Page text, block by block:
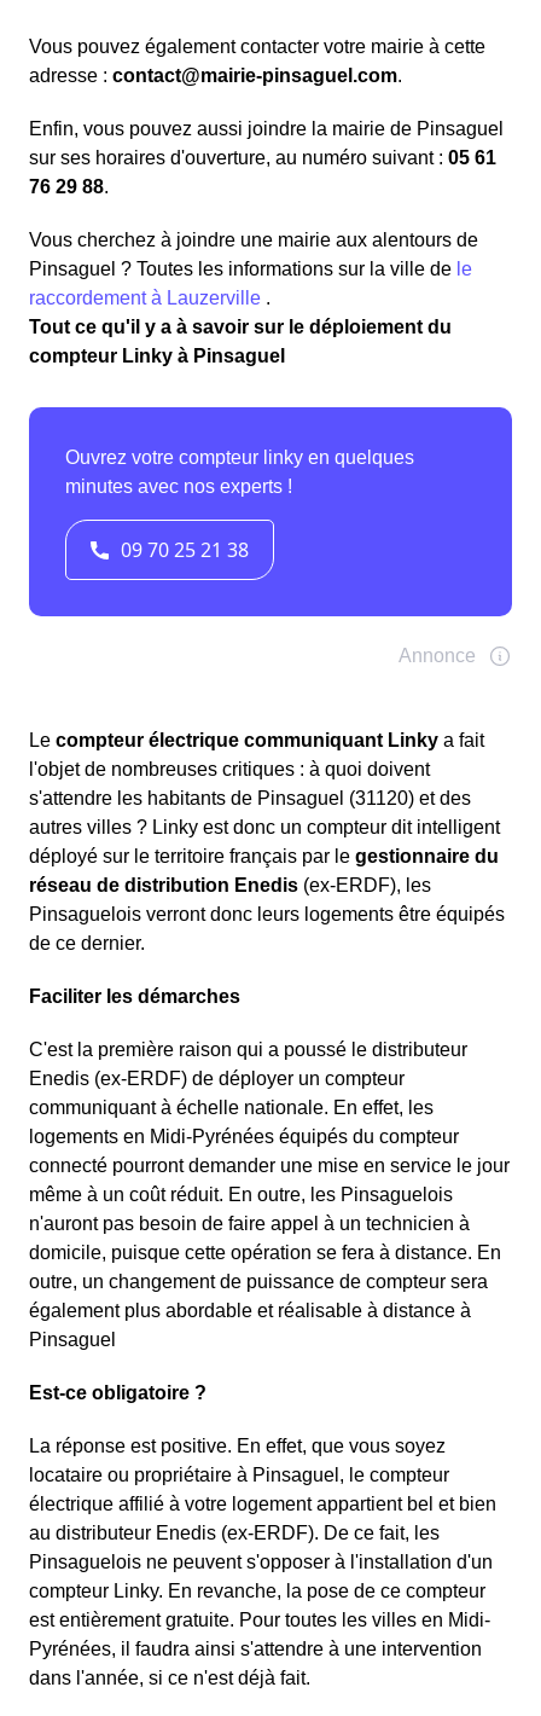
Vous pouvez également contacter votre mairie à cette
adresse : contact@mairie-pinsaguel.com.
Enfin, vous pouvez aussi joindre la mairie de Pinsaguel
sur ses horaires d'ouverture, au numéro suivant : 05 61
76 29 88.
Vous cherchez à joindre une mairie aux alentours de
Pinsaguel ? Toutes les informations sur la ville de le
raccordement à Lauzerville .
Tout ce qu'il y a à savoir sur le déploiement du
compteur Linky à Pinsaguel
Le compteur électrique communiquant Linky a fait
l'objet de nombreuses critiques : à quoi doivent
s'attendre les habitants de Pinsaguel (31120) et des
autres villes ? Linky est donc un compteur dit intelligent
déployé sur le territoire français par le gestionnaire du
réseau de distribution Enedis (ex-ERDF), les
Pinsaguelois verront donc leurs logements être équipés
de ce dernier.
Faciliter les démarches
C'est la première raison qui a poussé le distributeur
Enedis (ex-ERDF) de déployer un compteur
communiquant à échelle nationale. En effet, les
logements en Midi-Pyrénées équipés du compteur
connecté pourront demander une mise en service le jour
même à un coût réduit. En outre, les Pinsaguelois
n'auront pas besoin de faire appel à un technicien à
domicile, puisque cette opération se fera à distance. En
outre, un changement de puissance de compteur sera
également plus abordable et réalisable à distance à
Pinsaguel
Est-ce obligatoire ?
La réponse est positive. En effet, que vous soyez
locataire ou propriétaire à Pinsaguel, le compteur
électrique affilié à votre logement appartient bel et bien
au distributeur Enedis (ex-ERDF). De ce fait, les
Pinsaguelois ne peuvent s'opposer à l'installation d'un
compteur Linky. En revanche, la pose de ce compteur
est entièrement gratuite. Pour toutes les villes en Midi-
Pyrénées, il faudra ainsi s'attendre à une intervention
dans l'année, si ce n'est déjà fait.